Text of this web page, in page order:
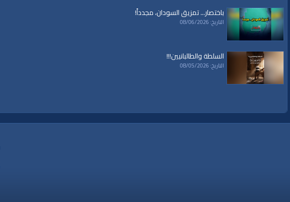
باختصار... تمزيق السودان، مجدداً!
التاريخ: 08/06/2026
السلطة والطالبانيين!!!
التاريخ: 08/05/2026